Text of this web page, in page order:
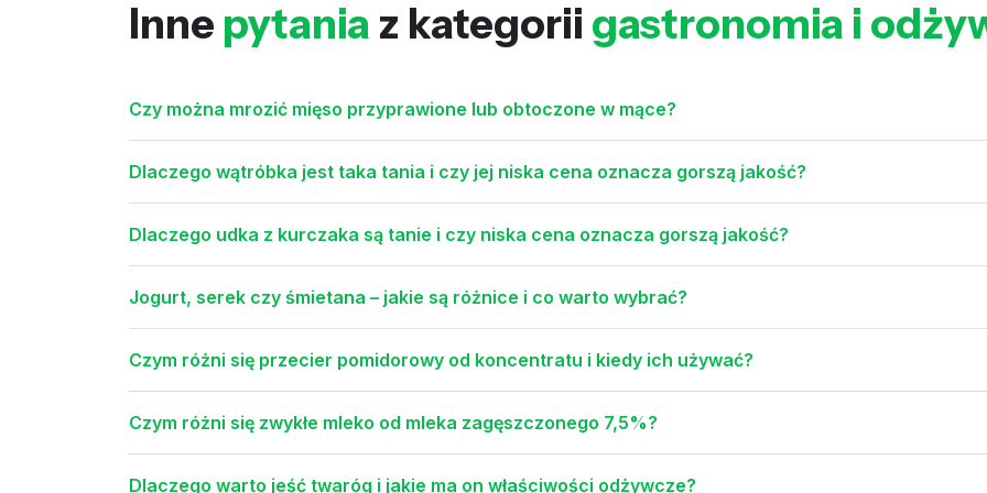
Inne pytania z kategorii gastronomia i
Czy można mrozić mięso przyprawione lub obtoczone w mące?
Dlaczego wątróbka jest taka tania i czy jej niska cena oznacza gorszą jakość?
Dlaczego udka z kurczaka są tanie i czy niska cena oznacza gorszą jakość?
Jogurt, serek czy śmietana – jakie są różnice i co warto wybrać?
Czym różni się przecier pomidorowy od koncentratu i kiedy ich używać?
Czym różni się zwykłe mleko od mleka zagęszczonego 7,5%?
Dlaczego warto jeść twaróg i jakie ma on właściwości odżywcze?